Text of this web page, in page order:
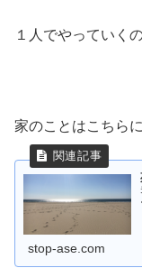
１人でやっていく
家のことはこちら
stop-ase.com